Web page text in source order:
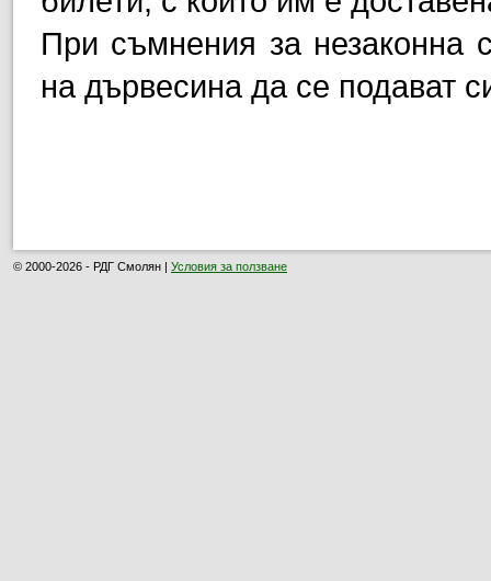
При съмнения за незаконна
на дървесина да се подават
© 2000-2026 - РДГ Смолян | Условия за ползване